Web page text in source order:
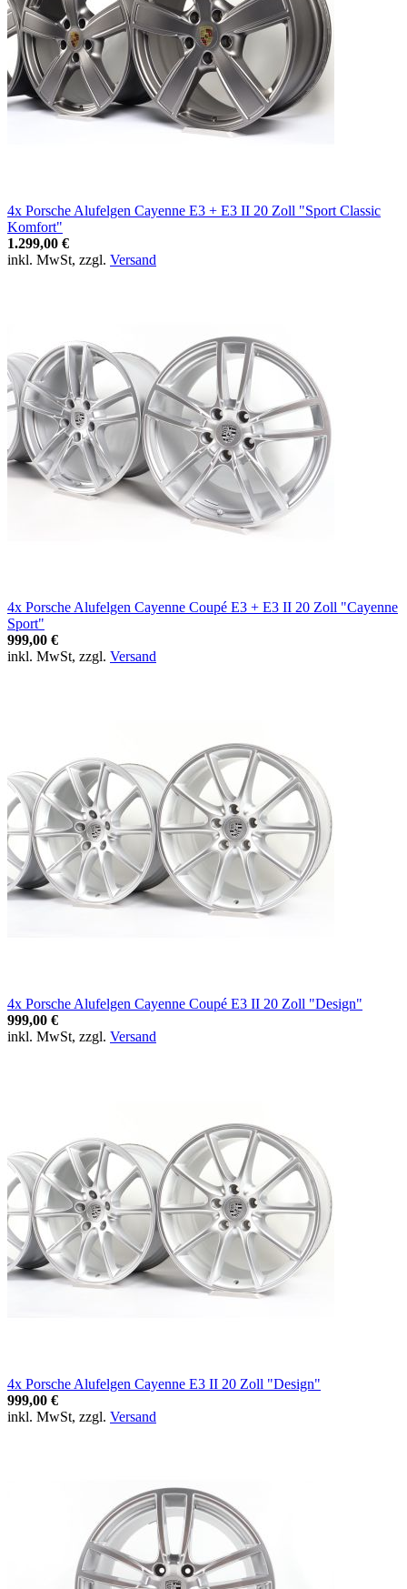
4x Porsche Alufelgen Cayenne E3 + E3 II 20 Zoll "Sport Classic
Komfort"
1.299,00 €
inkl. MwSt, zzgl. Versand
4x Porsche Alufelgen Cayenne Coupé E3 + E3 II 20 Zoll "Cayenne
Sport"
999,00 €
inkl. MwSt, zzgl. Versand
4x Porsche Alufelgen Cayenne Coupé E3 II 20 Zoll "Design"
999,00 €
inkl. MwSt, zzgl. Versand
4x Porsche Alufelgen Cayenne E3 II 20 Zoll "Design"
999,00 €
inkl. MwSt, zzgl. Versand